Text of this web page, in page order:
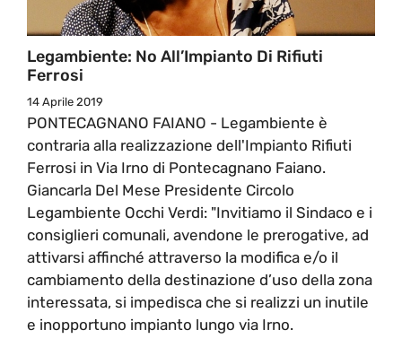
Legambiente: No All’Impianto Di Rifiuti
Ferrosi
14 Aprile 2019
PONTECAGNANO FAIANO - Legambiente è
contraria alla realizzazione dell'Impianto Rifiuti
Ferrosi in Via Irno di Pontecagnano Faiano.
Giancarla Del Mese Presidente Circolo
Legambiente Occhi Verdi: "Invitiamo il Sindaco e i
consiglieri comunali, avendone le prerogative, ad
attivarsi affinché attraverso la modifica e/o il
cambiamento della destinazione d’uso della zona
interessata, si impedisca che si realizzi un inutile
e inopportuno impianto lungo via Irno.